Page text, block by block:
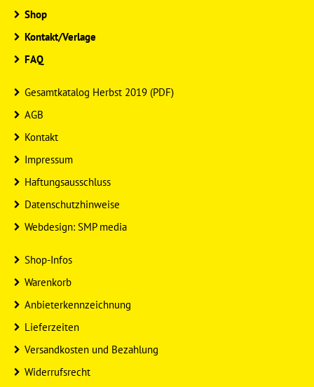
Shop
Kontakt/Verlage
FAQ
Gesamtkatalog Herbst 2019 (PDF)
AGB
Kontakt
Impressum
Haftungsausschluss
Datenschutzhinweise
Webdesign: SMP media
Shop-Infos
Warenkorb
Anbieterkennzeichnung
Lieferzeiten
Versandkosten und Bezahlung
Widerrufsrecht